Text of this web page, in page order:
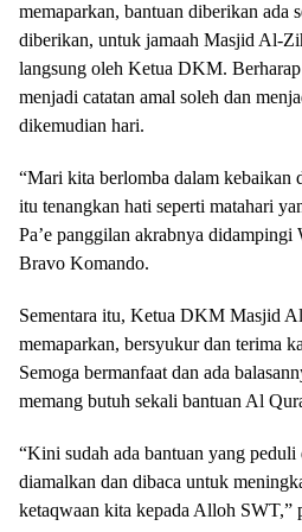
memaparkan, bantuan diberikan ada
diberikan, untuk jamaah Masjid Al-
langsung oleh Ketua DKM.
menjadi catatan amal soleh dan
dikemudian hari.
“Mari kita berlomba dalam kebaikan
itu tenangkan hati seperti matahari
Pa’e panggilan akrabnya
Bravo Komando.
Sementara itu, Ketua DKM Masjid
memaparkan, bersyukur dan terima
Semoga bermanfaat dan ada
memang butuh sekali bantuan Al
“Kini sudah ada bantuan yang peduli
diamalkan dan dibaca untuk
ketaqwaan kita kepada Alloh SWT,”